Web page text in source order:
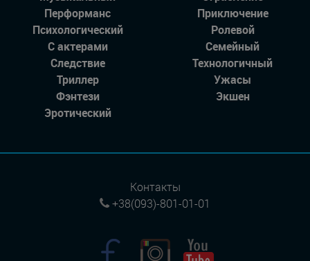
Перформанс
Приключение
Психологический
Ролевой
С актерами
Семейный
Следствие
Технологичный
Триллер
Ужасы
Фэнтези
Экшен
Эротический
Контакты
+38(093)-801-01-01